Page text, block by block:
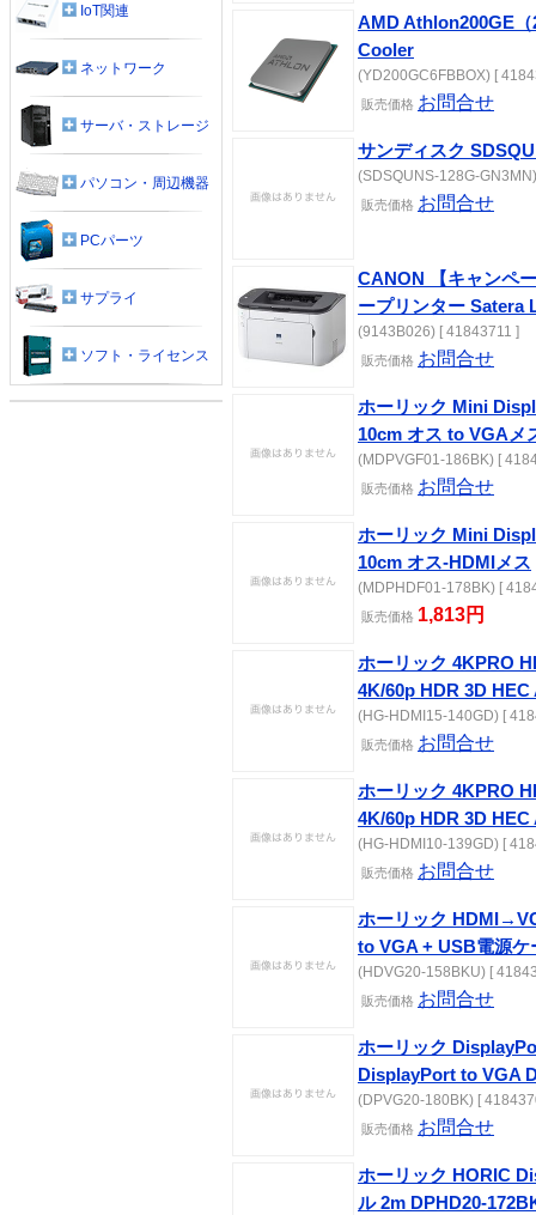
AMD Athlon200GE
Cooler
(YD200GC6FBBOX) [
販売価格 お問合せ
サンディスク
(SDSQUNS-128G-
販売価格 お問合せ
CANON 【キャンペ
ープリンター Satera
(9143B026) [ 41843711 ]
販売価格 お問合せ
ホーリック Mini
10cm オス to VGAメ
(MDPVGF01-186BK) [
販売価格 お問合せ
ホーリック Mini
10cm オス-HDMIメス
(MDPHDF01-178BK) [
販売価格 1,813円
ホーリック 4KPRO
4K/60p HDR 3D HEC
(HG-HDMI15-140GD) [
販売価格 お問合せ
ホーリック 4KPRO
4K/60p HDR 3D HEC
(HG-HDMI10-139GD) [
販売価格 お問合せ
ホーリック
to VGA + USB電源ケ
(HDVG20-158BKU) [
販売価格 お問合せ
ホーリック
DisplayPort to VGA
(DPVG20-180BK) [
販売価格 お問合せ
ホーリック HORIC
ル 2m DPHD20-
IoT関連
ネットワーク
サーバ・ストレージ
パソコン・周辺機器
PCパーツ
サプライ
ソフト・ライセンス